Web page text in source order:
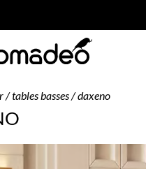
/tables basses/ daxeno